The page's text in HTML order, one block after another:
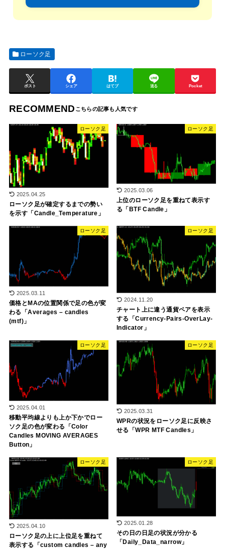
ローソク足
ポスト シェア はてブ 送る Pocket
RECOMMEND
ローソク足
2025.04.25
ローソク足が確定するまでの勢い
を示す「Candle_Temperature」
ローソク足
2025.03.06
上位のローソク足を重ねて表示す
る「BTF Candle」
ローソク足
2025.03.11
価格とMAの位置関係で足の色が変
わる「Averages – candles
(mtf)」
ローソク足
2024.11.20
チャート上に違う通貨ペアを表示
する「Currency-Pairs-OverLay-
Indicator」
ローソク足
2025.04.01
移動平均線よりも上か下かでロー
ソク足の色が変わる「Color
Candles MOVING AVERAGES
Button」
ローソク足
2025.03.31
WPRの状況をローソク足に反映さ
せる「WPR MTF Candles」
ローソク足
2025.04.10
ローソク足の上に上位足を重ねて
表示する「custom candles – any
ローソク足
2025.01.28
その日の日足の状況が分かる
「Daily_Data_narrow」